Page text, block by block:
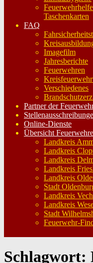
Taschenkarten
FAQ
Imagefilm
Jahresberichte
Feuerwehren
Verschiedenes
Partner der
Online-Dienste
Übersicht
Landkreis
Landkreis
Landkreis
Landkreis
Landkreis
Stadt
Landkreis
Landkreis
Stadt
Feuerwehr-
Schlagwort: